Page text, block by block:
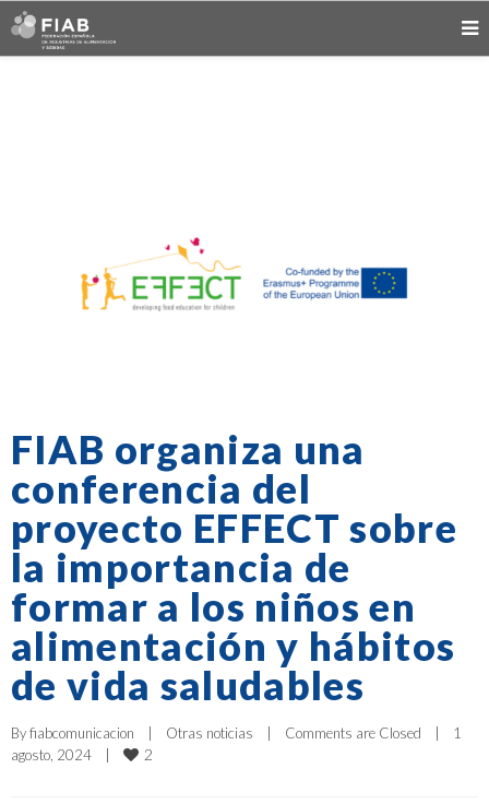
FIAB organiza una
conferencia del
proyecto EFFECT sobre
la importancia de
formar a los niños en
alimentación y hábitos
de vida saludables
By fiabcomunicacion | Otras noticias | Comments are Closed |
1
agosto, 2024
| 2